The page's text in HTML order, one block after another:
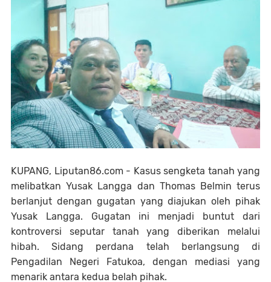
KUPANG, Liputan86.com - Kasus sengketa tanah yang
melibatkan Yusak Langga dan Thomas Belmin terus
berlanjut dengan gugatan yang diajukan oleh pihak
Yusak Langga. Gugatan ini menjadi buntut dari
kontroversi seputar tanah yang diberikan melalui
hibah. Sidang perdana telah berlangsung di
Pengadilan Negeri Fatukoa, dengan mediasi yang
menarik antara kedua belah pihak.